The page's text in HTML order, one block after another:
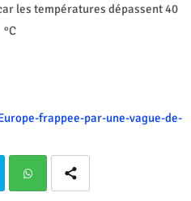
les températures dépassent 40
°C
frappee-par-une-vague-de-